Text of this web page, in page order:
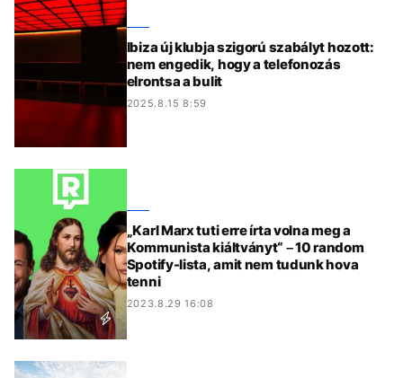
Ibiza új klubja szigorú szabályt hozott:
nem engedik, hogy a telefonozás
elrontsa a bulit
2025.8.15 8:59
„Karl Marx tuti erre írta volna meg a
Kommunista kiáltványt“ – 10 random
Spotify-lista, amit nem tudunk hova
tenni
2023.8.29 16:08